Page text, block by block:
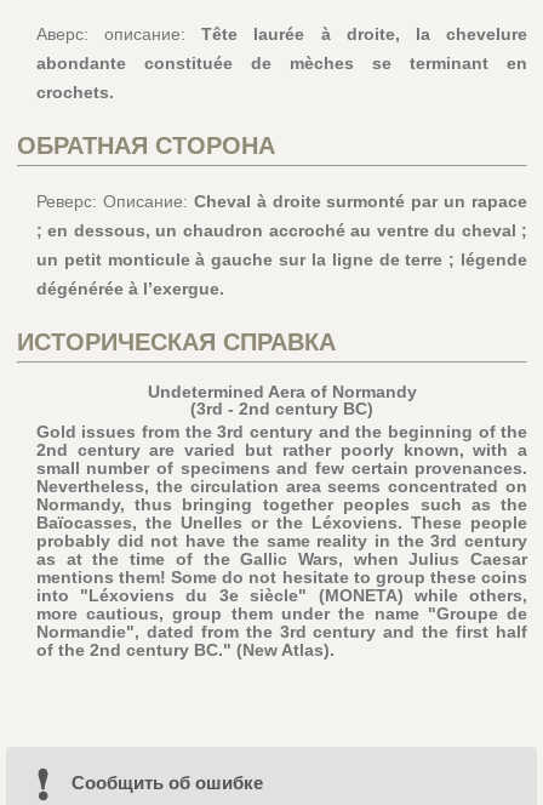
Аверс: описание:Tête laurée à droite, la chevelure
abondante constituée de mèches se terminant en
crochets.
ОБРАТНАЯ СТОРОНА
Реверс: Описание: Cheval à droite surmonté par un rapace
; en dessous, un chaudron accroché au ventre du cheval ;
un petit monticule à gauche sur la ligne de terre ; légende
dégénérée à l’exergue.
ИСТОРИЧЕСКАЯ СПРАВКА
Undetermined Aera of Normandy
(3rd - 2nd century BC)
Gold issues from the 3rd century and the beginning of the
2nd century are varied but rather poorly known, with a
small number of specimens and few certain provenances.
Nevertheless, the circulation area seems concentrated on
Normandy, thus bringing together peoples such as the
Baïocasses, the Unelles or the Léxoviens. These people
probably did not have the same reality in the 3rd century
as at the time of the Gallic Wars, when Julius Caesar
mentions them! Some do not hesitate to group these coins
into "Léxoviens du 3e siècle" (MONETA) while others,
more cautious, group them under the name "Groupe de
Normandie", dated from the 3rd century and the first half
of the 2nd century BC." (New Atlas).
Cообщить об ошибке